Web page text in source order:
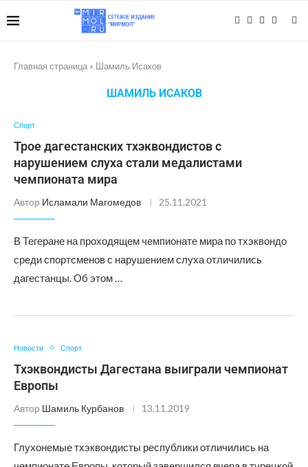
Главная страница » Шамиль Исаков
ШАМИЛЬ ИСАКОВ
Спорт
Трое дагестанских тхэквондистов с
нарушением слуха стали медалистами
чемпионата мира
Автор Исламали Магомедов 25.11.2021
В Тегеране на проходящем чемпионате мира по тхэквондо
среди спортсменов с нарушением слуха отличились
дагестанцы. Об этом …
Новости Спорт
Тхэквондисты Дагестана выиграли чемпионат
Европы
Автор Шамиль Курбанов 13.11.2019
Глухонемые тхэквондисты республики отличились на